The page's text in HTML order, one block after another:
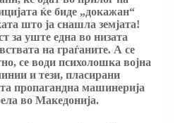
ќе биде „докажан“
што ја снашла земјата!
за уште една во низата
на граѓаните. А се
се води психолошка војна
и тези, пласирани
пропагандна машинерија
во Македонија.